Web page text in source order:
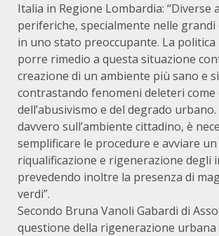
Italia in Regione Lombardia: “Diverse
periferiche, specialmente nelle grandi
in uno stato preoccupante. La politica
porre rimedio a questa situazione
creazione di un ambiente più sano e
contrastando fenomeni deleteri come
dell’abusivismo e del degrado
davvero sull’ambiente cittadino, è
semplificare le procedure e avviare
riqualificazione e rigenerazione degli
prevedendo inoltre la presenza di
verdi”.
Secondo Bruna Vanoli Gabardi di
questione della rigenerazione urbana